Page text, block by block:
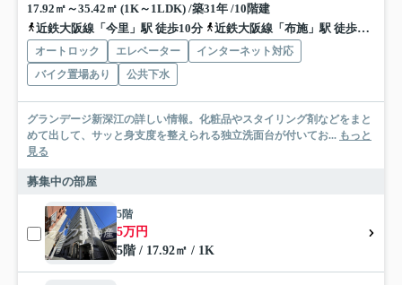
17.92㎡～35.42㎡ (1K～1LDK) /築31年 /10階建
近鉄大阪線「今里」駅 徒歩10分
近鉄大阪線「布施」駅 徒歩15分
オートロック エレベーター
インターネット対応
バイク置場あり
公共下水
グランデージ新深江の詳しい情報。化粧品やスタイリング剤などをまと
めて出して、サッと身支度を整えられる独立洗面台が付いてお... もっと
見る
募集中の部屋
5階
5万円
5階 / 17.92㎡ / 1K